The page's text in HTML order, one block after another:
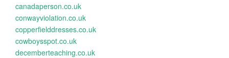
canadaperson.co.uk
conwayviolation.co.uk
copperfielddresses.co.uk
cowboysspot.co.uk
decemberteaching.co.uk